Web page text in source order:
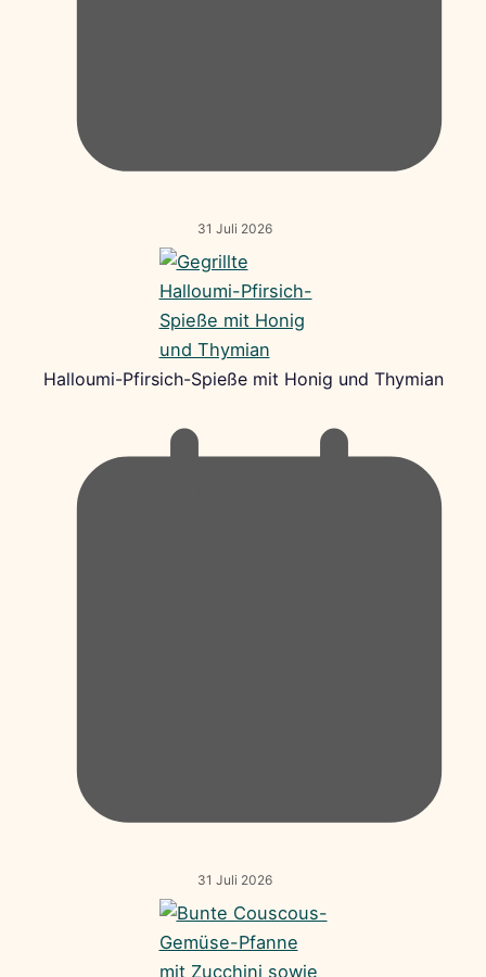
31 Juli 2026
Halloumi-Pfirsich-Spieße mit Honig und Thymian
31 Juli 2026